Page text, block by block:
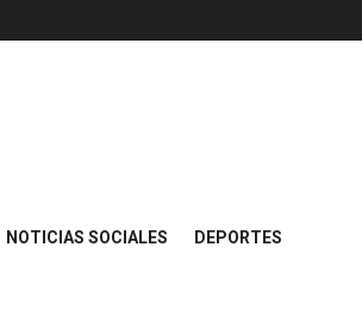
NOTICIAS SOCIALES DEPORTES